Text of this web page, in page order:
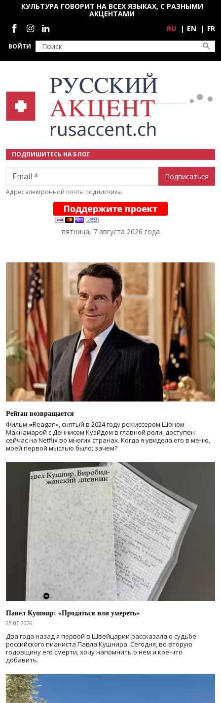
Перейти к основному содержанию
ВОЙТИ
КУЛЬТУРА ГОВОРИТ НА ВСЕХ ЯЗЫКАХ, С РАЗНЫМИ
АКЦЕНТАМИ
Социальные сети
RU EN FR
ПОДПИШИТЕСЬ НА БЛОГ
Email
Адрес электронной почты подписчика.
пятница, 7 августа 2026 года
Рейган возвращается
Фильм «Reagan», снятый в 2024 годурежиссером Шоном
Макнамарой с Деннисом Куэйдом в главной роли, доступен
сейчас на Netflix во многих странах. Когда я увидела его в меню,
моей первой мыслью было: зачем?
Павел Кушнир: «Продаться или умереть»
27.07.2026
Два года назад я первой в Швейцарии рассказала о судьбе
российского пианиста Павла Кушнира. Сегодня, во вторую
годовщину его смерти, хочу напомнить о нем и кое-что
добавить.